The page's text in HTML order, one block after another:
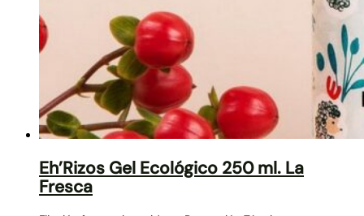
Eh’Rizos Gel Ecológico 250 ml. La
Fresca